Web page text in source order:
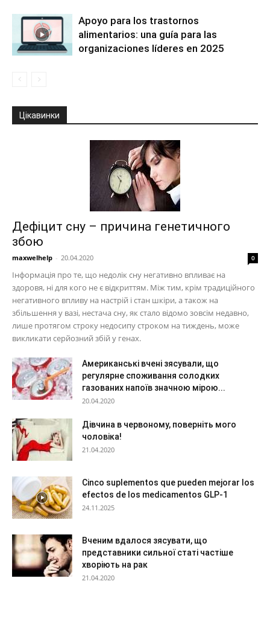
Apoyo para los trastornos
alimentarios: una guía para las
organizaciones líderes en 2025
Цікавинки
Дефіцит сну – причина генетичного
збою
maxwelhelp - 20.04.2020 0
Інформація про те, що недолік сну негативно впливає на
здоровя, ні для кого не є відкриттям. Між тим, крім традиційного
негативного впливу на настрій і стан шкіри, а також на
збільшення у вазі, нестача сну, як стало відомо зовсім недавно,
лише протягом строку недосипу строком на тиждень, може
викликати серйозний збій у генах.
Американські вчені зясували, що
регулярне споживання солодких
газованих напоїв значною мірою...
20.04.2020
Дівчина в червоному, поверніть мого
чоловіка!
21.04.2020
Cinco suplementos que pueden mejorar los
efectos de los medicamentos GLP-1
24.11.2025
Вченим вдалося зясувати, що
представники сильної статі частіше
хворіють на рак
21.04.2020